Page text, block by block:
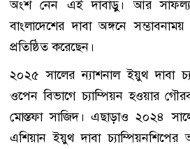
অংশ নেন এই দাবাড়ু। আর সাফল্য
বাংলাদেশের দাবা অঙ্গনে
প্রতিষ্ঠিত করেছেন।
২০২৫ সালের ন্যাশনাল ইয়ুথ দাবা
ওপেন বিভাগে চ্যাম্পিয়ন হওয়ার
মোস্তফা সাজিদ। এছাড়াও ২০২৪
এশিয়ান ইয়ুথ দাবা চ্যাম্পিয়নশিপের